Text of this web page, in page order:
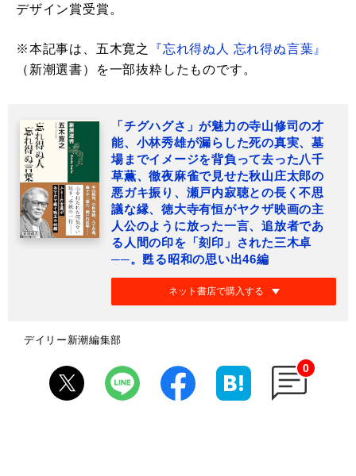
デザイン賞受賞。
※本記事は、五木寛之
『忘れ得ぬ人 忘れ得ぬ言葉』
（新潮選書）を一部抜粋したものです。
「チグハグさ」が魅力の寺山修司の才
能、小林秀雄が漏らした死の真実、墓
場までイメージを背負って去った八千
草薫、徹夜麻雀で見せた秋山庄太郎の
悪ガキ振り、瀬戸内寂聴との長く不思
議な縁、徳大寺有恒がヤクザ映画の主
人公のように放った一言、追放者であ
る人間の印を「刻印」された三木卓
──。甦る昭和の思い出46編
ネット書店で購入する
デイリー新潮編集部
0